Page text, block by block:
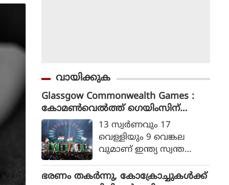
വായിക്കുക
Glassgow Commonwealth Games :
കോമൺവെൽത്ത് ഗെയിംസിന്
ഗ്ലാസ്ഗോയിൽ കൊടിയിറങ്ങി, മെഡ
ൽ നേട്ടത്തിൽ ഇന്ത്യ നാലാമത്
13 സ്വര്‍ണവും 17
വെള്ളിയും 9 വെങ്കല
വുമാണ് ഇന്ത്യ സ്വന്ത
ഭരണം തകര്‍ന്നു, കോക്രോച്ചുകള്‍ക്ക്